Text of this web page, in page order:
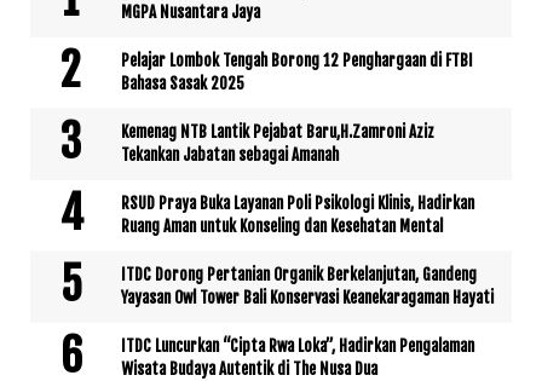
MGPA Nusantara Jaya
Pelajar Lombok Tengah Borong 12 Penghargaan di FTBI
Bahasa Sasak 2025
Kemenag NTB Lantik Pejabat Baru,H.Zamroni Aziz
Tekankan Jabatan sebagai Amanah
RSUD Praya Buka Layanan Poli Psikologi Klinis, Hadirkan
Ruang Aman untuk Konseling dan Kesehatan Mental
ITDC Dorong Pertanian Organik Berkelanjutan, Gandeng
Yayasan Owl Tower Bali Konservasi Keanekaragaman Hayati
ITDC Luncurkan “Cipta Rwa Loka”, Hadirkan Pengalaman
Wisata Budaya Autentik di The Nusa Dua